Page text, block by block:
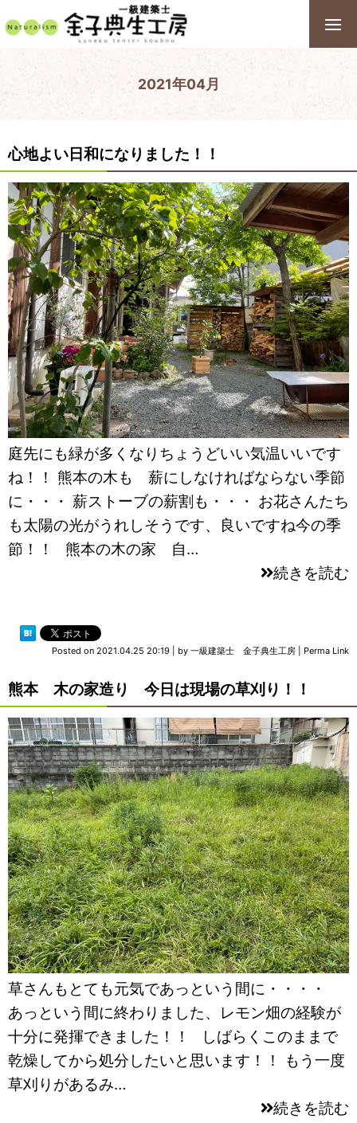
2021年04月
心地よい日和になりました！！
庭先にも緑が多くなりちょうどいい気温いいです
ね！！ 熊本の木も 薪にしなければならない季節
に・・・ 薪ストーブの薪割も・・・ お花さんたち
も太陽の光がうれしそうです、良いですね今の季
節！！ 熊本の木の家 自…
続きを読む
Posted on 2021.04.25 20:19 by 一級建築士 金子典生工房 Perma Link
熊本 木の家造り 今日は現場の草刈り！！
草さんもとても元気であっという間に・・・・
あっという間に終わりました、レモン畑の経験が
十分に発揮できました！！ しばらくこのままで
乾燥してから処分したいと思います！！ もう一度
草刈りがあるみ…
続きを読む